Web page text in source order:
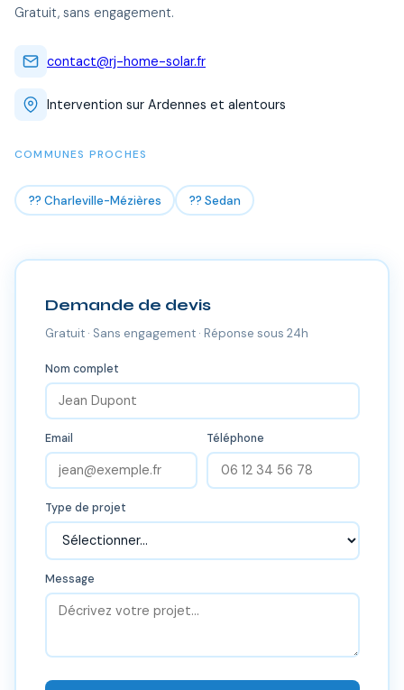
Gratuit, sans engagement.
contact@rj-home-solar.fr
Intervention sur Ardennes et alentours
COMMUNES PROCHES
?? Charleville-Mézières ?? Sedan
Demande de devis
Gratuit · Sans engagement · Réponse sous 24h
Nom complet
Email Téléphone
Type de projet
Message